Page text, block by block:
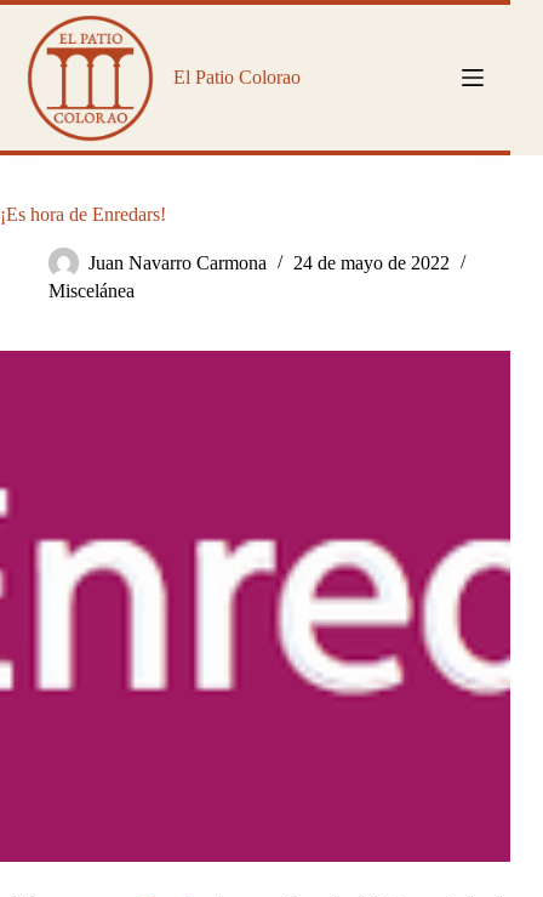
Saltar
contenido
El Patio Colorao
¡Es hora de Enredars!
Juan Navarro Carmona
24 de mayo de 2022
Miscelánea